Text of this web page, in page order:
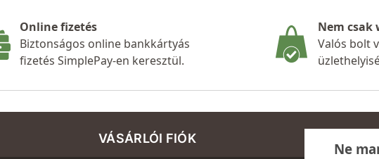
Online fizetés
Biztonságos online bankkártyás
fizetés SimplePay-en keresztül.
Nem csak
Valós bolt
VÁSÁRLÓI FIÓK
Ne